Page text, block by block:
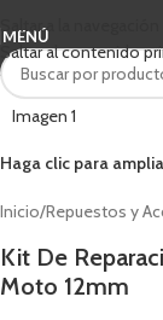
Saltar a la navegación
Saltar al contenido
MENÚ
Haga clic para
Inicio/Repuestos y
Kit De
Moto 12mm